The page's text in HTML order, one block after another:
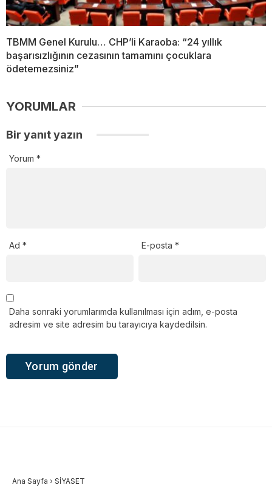
TBMM Genel Kurulu… CHP’li Karaoba: “24 yıllık
başarısızlığının cezasının tamamını çocuklara
ödetemezsiniz”
YORUMLAR
Bir yanıt yazın
Yorum *
Ad * E-posta*
Daha sonraki yorumlarımda kullanılması için adım, e-posta
adresim ve site adresim bu tarayıcıya kaydedilsin.
Ana Sayfa › SİYASET